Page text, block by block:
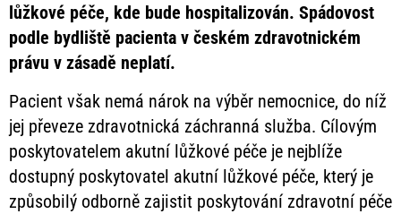
lůžkové péče, kde bude hospitalizován. Spádovost
podle bydliště pacienta v českém zdravotnickém
právu v zásadě neplatí.
Pacient však nemá nárok na výběr nemocnice, do níž
jej převeze zdravotnická záchranná služba. Cílovým
poskytovatelem akutní lůžkové péče je nejblíže
dostupný poskytovatel akutní lůžkové péče, který je
způsobilý odborně zajistit poskytování zdravotní péče